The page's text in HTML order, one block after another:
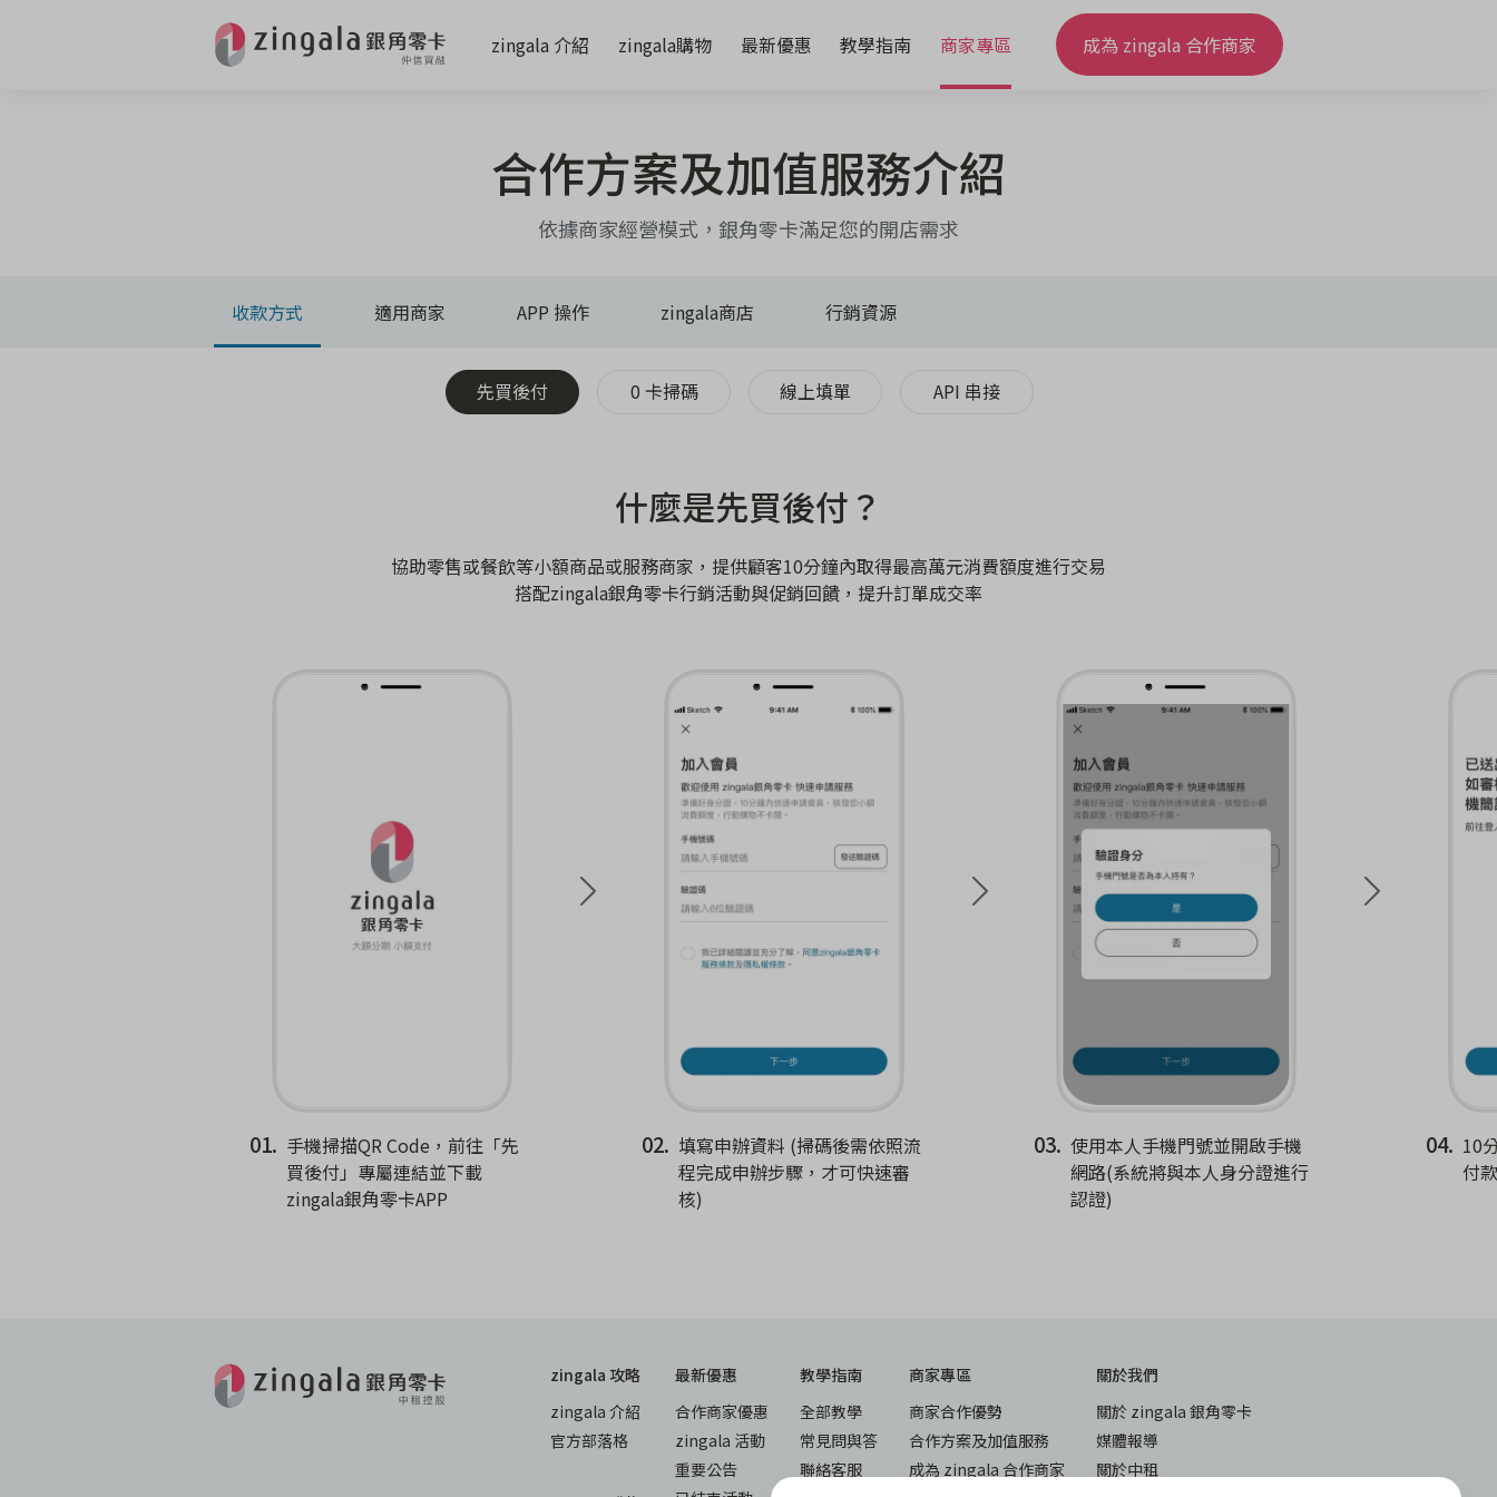
zingala 介紹 zingala購物 最新優惠 教學指南 商家專區 成為 zingala 合作商家
合作方案及加值服務介紹
依據商家經營模式，銀角零卡滿足您的開店需求
收款方式 適用商家 APP 操作 zingala商店 行銷資源
先買後付 0 卡掃碼 線上填單 API 串接
什麼是先買後付？
協助零售或餐飲等小額商品或服務商家，提供顧客10分鐘內取得最高萬元消費額度進行交易
搭配zingala銀角零卡行銷活動與促銷回饋，提升訂單成交率
01. 手機掃描QR Code，前往「先
買後付」專屬連結並下載
zingala銀角零卡APP
02. 填寫申辦資料 (掃碼後需依照流
程完成申辦步驟，才可快速審
核)
03. 使用本人手機門號並開啟手機
網路(系統將與本人身分證進行
認證)
04. 10
付款
zingala 攻略
zingala 介紹
官方部落格
最新優惠
合作商家優惠
zingala 活動
重要公告
教學指南
全部教學
常見問與答
聯絡客服
商家專區
商家合作優勢
合作方案及加值服務
成為 zingala 合作商家
關於我們
關於 zingala 銀角零卡
媒體報導
關於中租